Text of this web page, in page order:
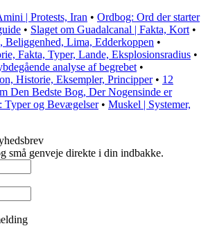
| Protests, Iran • Ordbog: Ord der starter
• Slaget om Guadalcanal | Fakta, Kort •
Beliggenhed, Lima, Edderkoppen •
Fakta, Typer, Lande, Eksplosionsradius •
analyse af begrebet •
Historie, Eksempler, Principper• 12
Den Bedste Bog, Der Nogensinde er
Typer og Bevægelser• Muskel | Systemer,
små genveje direkte i din indbakke.